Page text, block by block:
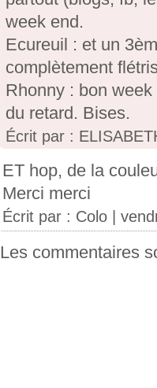
week end.
Ecureuil : et un
complètement
Rhonny : bon
du retard. Bises.
Écrit par :
ET hop, de la
Merci merci
Écrit par : Colo |
Les commentaires